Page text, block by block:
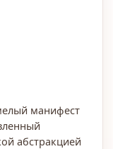
манифест
абстракцией